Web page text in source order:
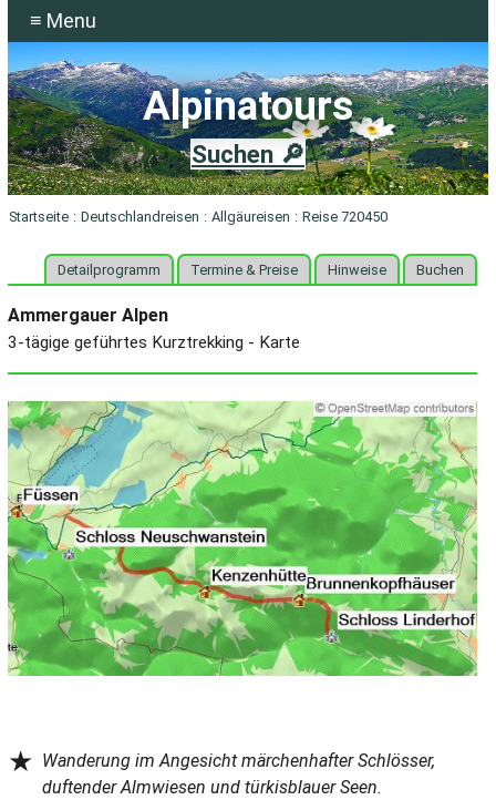
≡ Menu
Suchen 🔎
Alpinatours
Startseite : Deutschlandreisen : Allgäureisen : Reise 720450
Detailprogramm Termine & Preise Hinweise Buchen
Ammergauer Alpen
3-tägige geführtes Kurztrekking - Karte
★ Wanderung im Angesicht märchenhafter Schlösser,
duftender Almwiesen und türkisblauer Seen.